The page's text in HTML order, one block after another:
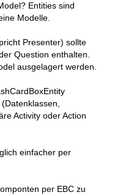
Entities sind
Modelle.
Presenter) sollte
Question enthalten.
ausgelagert werden.
Activity oder Action
einfacher per
per EBC zu